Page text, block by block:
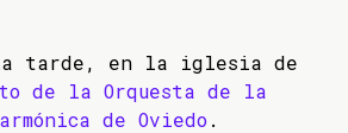
tarde, en la iglesia de
de la Orquesta de la
de Oviedo.